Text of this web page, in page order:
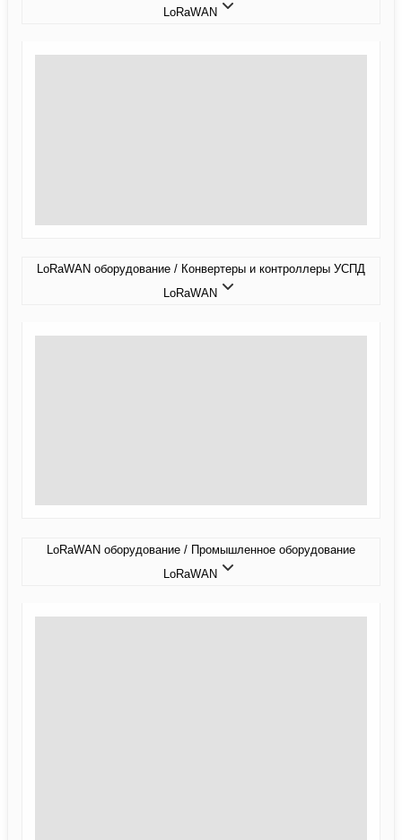
LoRaWAN
LoRaWAN оборудование / Конвертеры и контроллеры УСПД
LoRaWAN
LoRaWAN оборудование / Промышленное оборудование
LoRaWAN